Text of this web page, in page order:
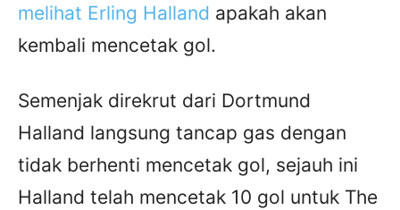
melihat Erling Halland apakah akan
kembali mencetak gol.
Semenjak direkrut dari Dortmund
Halland langsung tancap gas dengan
tidak berhenti mencetak gol, sejauh ini
Halland telah mencetak 10 gol untuk The